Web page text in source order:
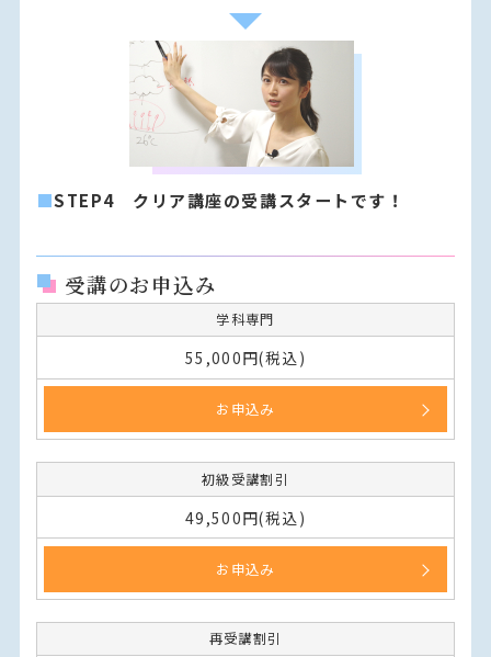
■STEP4 クリア講座の受講スタートです！
受講のお申込み
学科専門
55,000円(税込)
お申込み
初級受講割引
49,500円(税込)
お申込み
再受講割引